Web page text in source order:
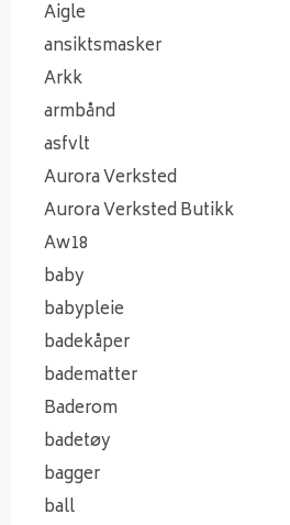
Aigle
ansiktsmasker
Arkk
armbånd
asfvlt
Aurora Verksted
Aurora Verksted Butikk
Aw18
baby
babypleie
badekåper
badematter
Baderom
badetøy
bagger
ball